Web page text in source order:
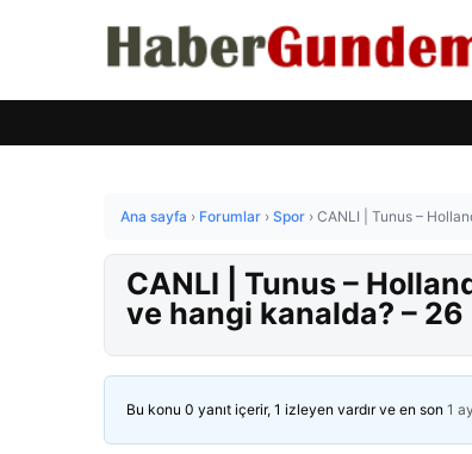
Ana sayfa › Forumlar › Spor › CANLI | Tunus –
CANLI | Tunus –
ve hangi kanalda? –
Bu konu 0 yanıt içerir, 1 izleyen vardır ve en son 1